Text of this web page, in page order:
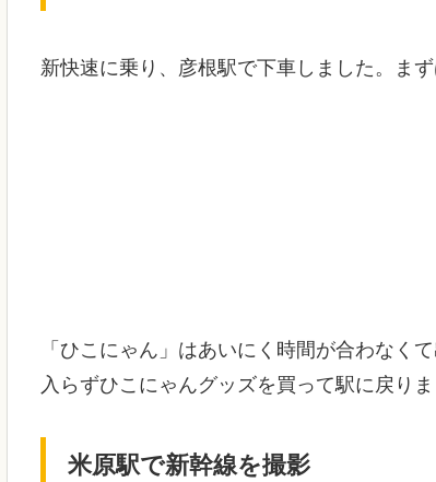
新快速に乗り、彦根駅で下車しました。ま
「ひこにゃん」はあいにく時間が合わなく
入らずひこにゃんグッズを買って駅に戻りま
米原駅で新幹線を撮影